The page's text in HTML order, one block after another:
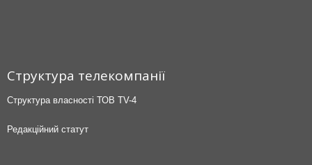
Структура телекомпанії
Структура власності ТОВ TV-4
Редакційний статут